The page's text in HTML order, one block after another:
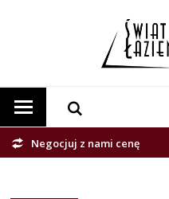
Negocjuj z nami cenę